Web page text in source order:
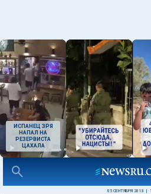
ИСПАНЕЦ ЗРЯ
НАПАЛ НА
РЕЗЕРВИСТА
ЦАХАЛА
05 СЕНТЯБРЯ 2013